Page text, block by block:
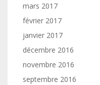
mars 2017
février 2017
janvier 2017
décembre 2016
novembre 2016
septembre 2016